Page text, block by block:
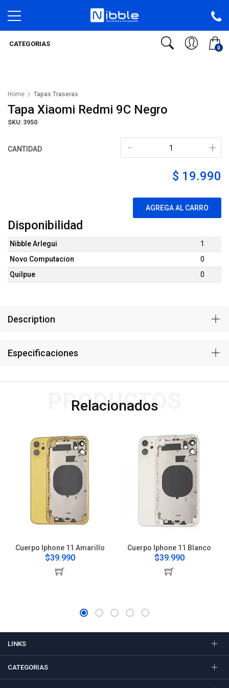
0
CATEGORIAS
Home Tapas Traseras
Tapa Xiaomi Redmi 9C Negro
SKU: 3950
CANTIDAD +
-
$ 19.990
AGREGA AL CARRO
Disponibilidad
Nibble Arlegui
1
Novo Computacion
0
Quilpue
0
Description
Especificaciones
Relacionados
PRODUCTOS
Cuerpo Iphone 11 Amarillo
$39.990
Cuerpo Iphone 11 Blanco
$39.990
LINKS
CATEGORIAS